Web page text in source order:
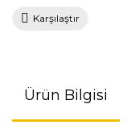
Karşılaştır
Ürün Bilgisi